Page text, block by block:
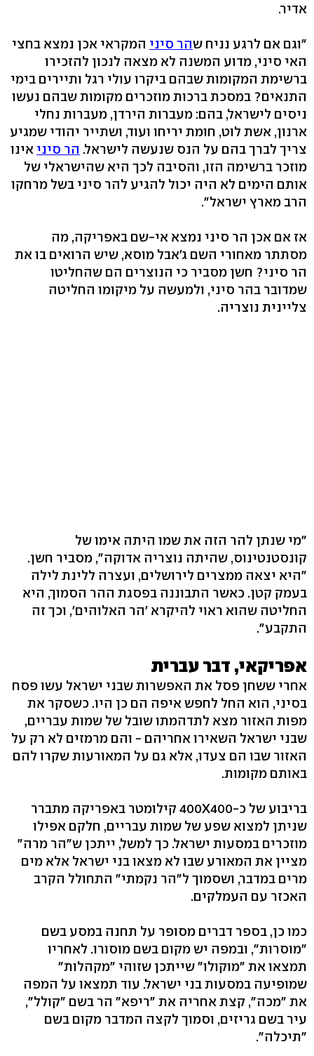
אדיר.
"וגם אם לרגע נניח שהר סיני המקראי אכן נמצא בחצי
האי סיני, מדוע המשנה לא מצאה לנכון להזכירו
ברשימת המקומות שבהם ביקרו עולי רגל ותיירים בימי
התנאים? במסכת ברכות מוזכרים מקומות שבהם נעשו
ניסים לישראל, בהם: מעברות הירדן, מעברות נחלי
ארנון, אשת לוט, חומת יריחו ועוד, ושתייר יהודי שמגיע
צריך לברך בהם על הנס שנעשה לישראל. הר סיני אינו
מוזכר ברשימה הזו, והסיבה לכך היא שהישראלי של
אותם הימים לא היה יכול להגיע להר סיני בשל מרחקו
הרב מארץ ישראל".
אז אם אכן הר סיני נמצא אי-שם באפריקה, מה
מסתתר מאחורי השם ג'אבל מוסא, שיש הרואים בו את
הר סיני? חשן מסביר כי הנוצרים הם שהחליטו
שמדובר בהר סיני, ולמעשה על מיקומו החליטה
צליינית נוצריה.
"מי שנתן להר הזה את שמו היתה אימו של
קונסטנטינוס, שהיתה נוצריה אדוקה", מסביר חשן.
"היא יצאה ממצרים לירושלים, ועצרה ללינת לילה
בעמק קטן. כאשר התבוננה בפסגת ההר הסמוך, היא
החליטה שהוא ראוי להיקרא 'הר האלוהים', וכך זה
התקבע".
אפריקאי, דבר עברית
אחרי ששחן פסל את האפשרות שבני ישראל עשו פסח
בסיני, הוא החל לחפש איפה הם כן היו. כשסקר את
מפות האזור מצא לתדהמתו שובל של שמות עבריים,
שבני ישראל השאירו אחריהם - והם מרמזים לא רק על
האזור שבו הם צעדו, אלא גם על המאורעות שקרו להם
באותם מקומות.
בריבוע של כ-400X400 קילומטר באפריקה מתברר
שניתן למצוא שפע של שמות עבריים, חלקם אפילו
מוזכרים במסעות ישראל. כך למשל, ייתכן ש"הר מרה"
מציין את המאורע שבו לא מצאו בני ישראל אלא מים
מרים במדבר, ושסמוך ל"הר נקמתי" התחולל הקרב
האכזר עם העמלקים.
כמו כן, בספר דברים מסופר על תחנה במסע בשם
"מוסרות", ובמפה יש מקום בשם מוסורו. לאחריו
תמצאו את "מוקולו" שייתכן שזוהי "מקהלות"
שמופיעה במסעות בני ישראל. עוד תמצאו על המפה
את "מכה", קצת אחריה את "ריפא" הר בשם "קולל",
עיר בשם גריזים, וסמוך לקצה המדבר מקום בשם
"תיכלה".